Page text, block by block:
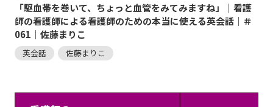
「駆血帯を巻いて、ちょっと血管をみてみますね」｜看護
師の看護師による看護師のための本当に使える英会話｜＃
061｜佐藤まりこ
英会話 佐藤まりこ